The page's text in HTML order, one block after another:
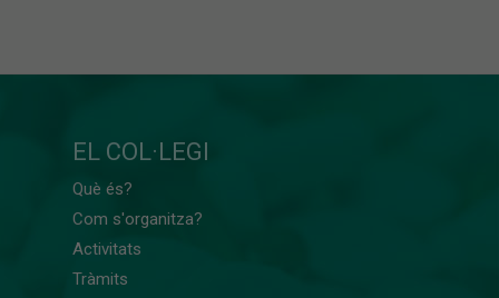
EL COL·LEGI
Què és?
Com s'organitza?
Activitats
Tràmits